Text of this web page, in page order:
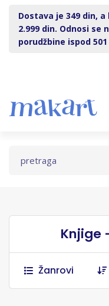
Dostava je 349 din,
2.999 din. Odnosi se
porudžbine ispod
Knjige
Žanrovi